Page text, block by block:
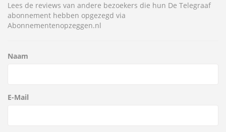
Lees de reviews van andere bezoekers die hun De Telegraaf
abonnement hebben opgezegd via
Abonnementenopzeggen.nl
Naam
E-Mail